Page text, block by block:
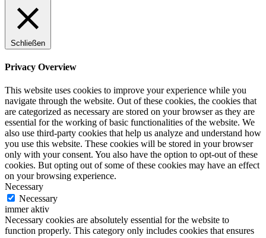
Schließen
Privacy Overview
This website uses cookies to improve your experience while you
navigate through the website. Out of these cookies, the cookies that
are categorized as necessary are stored on your browser as they are
essential for the working of basic functionalities of the website. We
also use third-party cookies that help us analyze and understand how
you use this website. These cookies will be stored in your browser
only with your consent. You also have the option to opt-out of these
cookies. But opting out of some of these cookies may have an effect
on your browsing experience.
Necessary
Necessary
immer aktiv
Necessary cookies are absolutely essential for the website to
function properly. This category only includes cookies that ensures